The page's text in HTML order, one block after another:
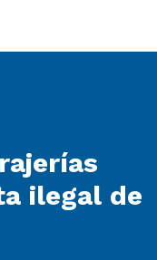
ilegal de